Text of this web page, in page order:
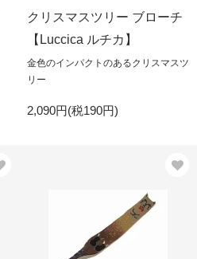
クリスマスツリー ブローチ
【Luccica ルチカ】
金色のインパクトのあるクリスマスツ
リー
2,090円(税190円)